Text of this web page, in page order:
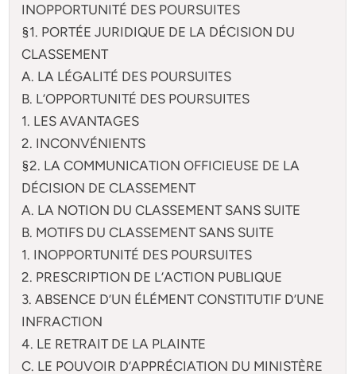
INOPPORTUNITÉ DES POURSUITES
§1. PORTÉE JURIDIQUE DE LA DÉCISION DU
CLASSEMENT
A. LA LÉGALITÉ DES POURSUITES
B. L’OPPORTUNITÉ DES POURSUITES
1. LES AVANTAGES
2. INCONVÉNIENTS
§2. LA COMMUNICATION OFFICIEUSE DE LA
DÉCISION DE CLASSEMENT
A. LA NOTION DU CLASSEMENT SANS SUITE
B. MOTIFS DU CLASSEMENT SANS SUITE
1. INOPPORTUNITÉ DES POURSUITES
2. PRESCRIPTION DE L’ACTION PUBLIQUE
3. ABSENCE D’UN ÉLÉMENT CONSTITUTIF D’UNE
INFRACTION
4. LE RETRAIT DE LA PLAINTE
C. LE POUVOIR D’APPRÉCIATION DU MINISTÈRE